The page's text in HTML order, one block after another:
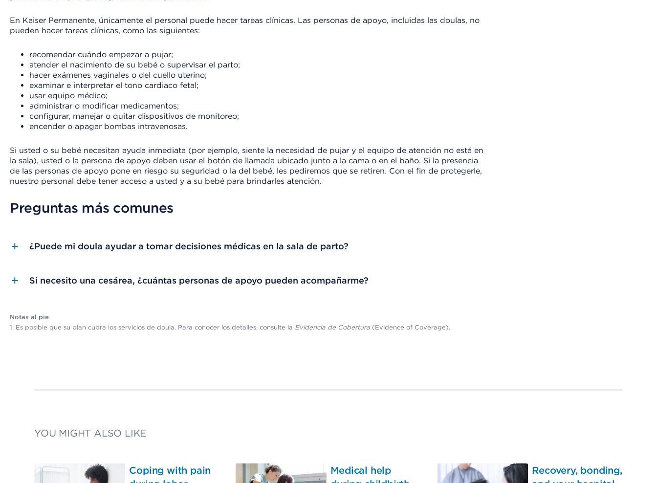
En Kaiser Permanente, únicamente el personal puede hacer tareas clínicas. Las personas de apoyo, incluidas las doulas, no
pueden hacer tareas clínicas, como las siguientes:
recomendar cuándo empezar a pujar;
atender el nacimiento de su bebé o supervisar el parto;
hacer exámenes vaginales o del cuello uterino;
examinar e interpretar el tono cardiaco fetal;
usar equipo médico;
administrar o modificar medicamentos;
configurar, manejar o quitar dispositivos de monitoreo;
encender o apagar bombas intravenosas.
Si usted o su bebé necesitan ayuda inmediata (por ejemplo, siente la necesidad de pujar y el equipo de atención no está en
la sala), usted o la persona de apoyo deben usar el botón de llamada ubicado junto a la cama o en el baño. Si la presencia
de las personas de apoyo pone en riesgo su seguridad o la del bebé, les pediremos que se retiren. Con el fin de protegerle,
nuestro personal debe tener acceso a usted y a su bebé para brindarles atención.
Preguntas más comunes
¿Puede mi doula ayudar a tomar decisiones médicas en la sala de parto?
Si necesito una cesárea, ¿cuántas personas de apoyo pueden acompañarme?
Notas al pie
1. Es posible que su plan cubra los servicios de doula. Para conocer los detalles, consulte la Evidencia de Cobertura (Evidence of Coverage).
YOU MIGHT ALSO LIKE
Coping with pain
Medical help
Recovery, bonding,